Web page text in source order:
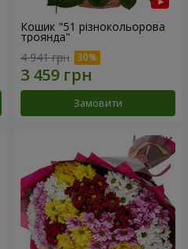
Кошик "51 різнокольорова
троянда"
4 941 грн
Замовити